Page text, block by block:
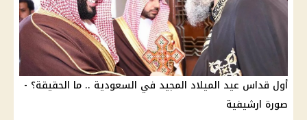
أول قداس عيد الميلاد المجيد في السعودية .. ما الحقيقة؟ -
صورة ارشيفية